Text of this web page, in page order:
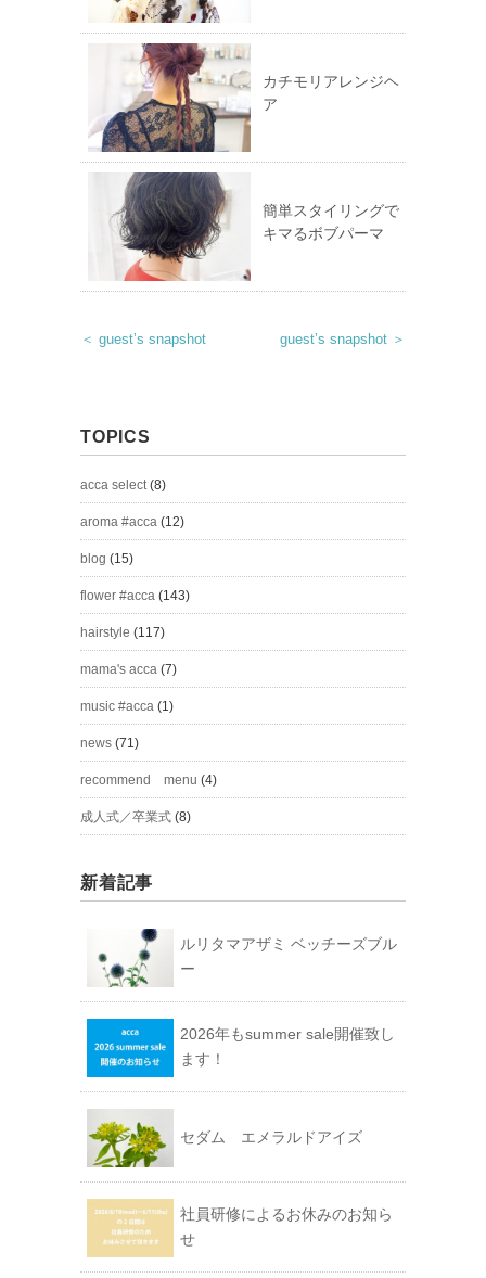
カチモリアレンジヘ
ア
簡単スタイリングで
キマるボブパーマ
＜ guest’s snapshot guest’s snapshot ＞
TOPICS
acca select(8)
aroma #acca (12)
blog (15)
flower #acca (143)
hairstyle (117)
mama's acca (7)
music #acca (1)
news (71)
recommend menu (4)
成人式／卒業式 (8)
新着記事
ルリタマアザミ ベッチーズブル
ー
2026年もsummer sale開催致し
ます！
セダム エメラルドアイズ
社員研修によるお休みのお知ら
せ